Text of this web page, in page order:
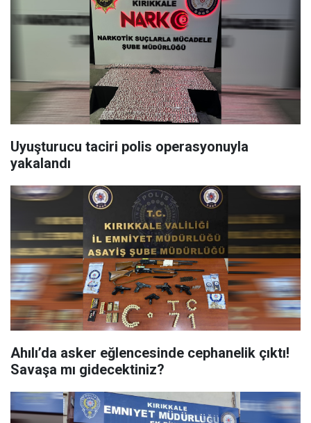
Uyuşturucu taciri polis operasyonuyla
yakalandı
Ahılı’da asker eğlencesinde cephanelik çıktı!
Savaşa mı gidecektiniz?